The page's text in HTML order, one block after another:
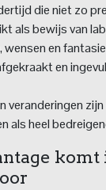
die niet zo
als bewijs van
wensen en
en
veranderingen
als heel
komt